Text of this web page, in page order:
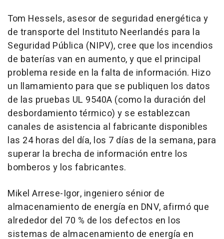
Tom Hessels, asesor de seguridad energética y
de transporte del Instituto Neerlandés para la
Seguridad Pública (NIPV), cree que los incendios
de baterías van en aumento, y que el principal
problema reside en la falta de información. Hizo
un llamamiento para que se publiquen los datos
de las pruebas UL 9540A (como la duración del
desbordamiento térmico) y se establezcan
canales de asistencia al fabricante disponibles
las 24 horas del día, los 7 días de la semana, para
superar la brecha de información entre los
bomberos y los fabricantes.
Mikel Arrese-Igor, ingeniero sénior de
almacenamiento de energía en DNV, afirmó que
alrededor del 70 % de los defectos en los
sistemas de almacenamiento de energía en